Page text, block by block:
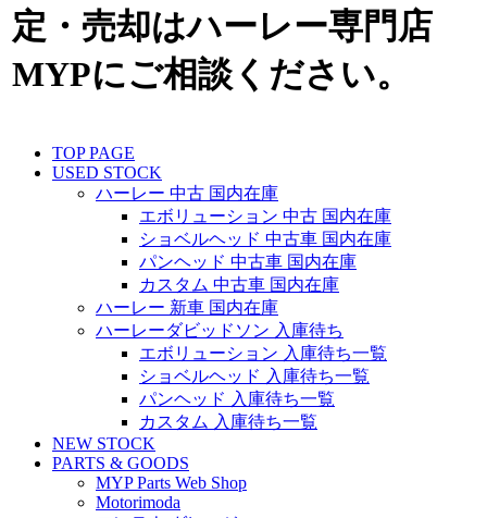
定・売却はハーレー専門店
MYPにご相談ください。
TOP PAGE
USED STOCK
ハーレー 中古 国内在庫
エボリューション 中古 国内在庫
ショベルヘッド 中古車 国内在庫
パンヘッド 中古車 国内在庫
カスタム 中古車 国内在庫
ハーレー 新車 国内在庫
ハーレーダビッドソン 入庫待ち
エボリューション 入庫待ち一覧
ショベルヘッド 入庫待ち一覧
パンヘッド 入庫待ち一覧
カスタム 入庫待ち一覧
NEW STOCK
PARTS & GOODS
MYP Parts Web Shop
Motorimoda